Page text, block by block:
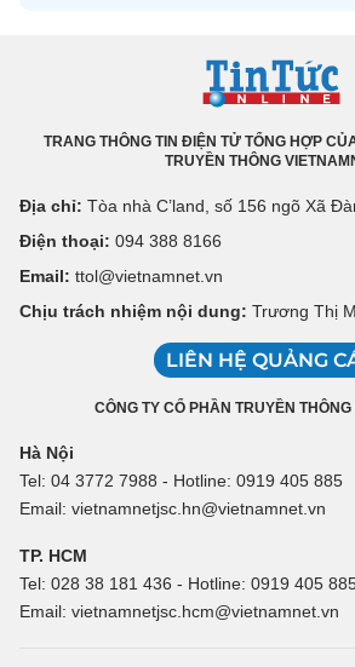
TRANG THÔNG TIN ĐIỆN TỬ TỔNG HỢP
TRUYỀN THÔNG
Địa chỉ: Tòa nhà C’land, số 156 ngõ Xã
Điện thoại: 094 388 8166
Email: ttol@vietnamnet.vn
Chịu trách nhiệm nội dung: Trương Thị
LIÊN HỆ QUẢNG
CÔNG TY CỔ PHẦN TRUYỀN
Hà Nội
Tel: 04 3772 7988 - Hotline: 0919 405 885
Email: vietnamnetjsc.hn@vietnamnet.vn
TP. HCM
Tel: 028 38 181 436 - Hotline: 0919 405
Email: vietnamnetjsc.hcm@vietnamnet.vn